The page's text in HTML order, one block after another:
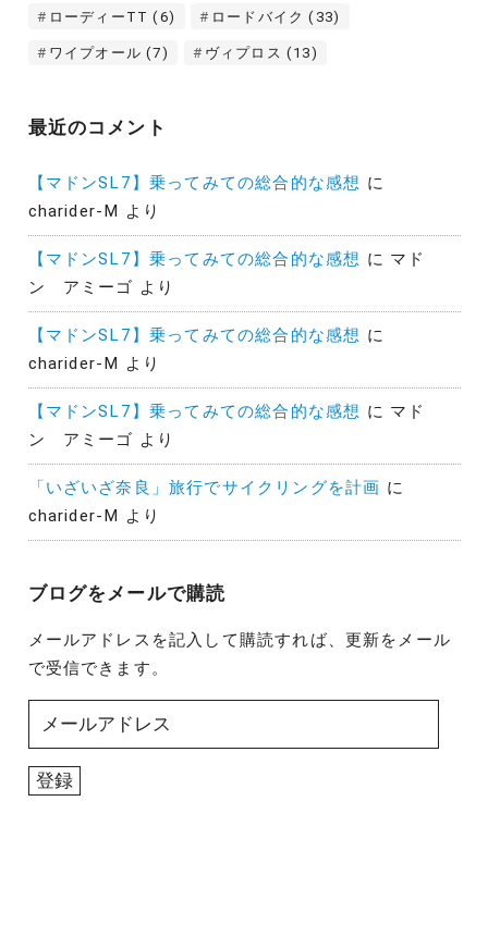
ローディーTT (6) ロードバイク (33)
ワイプオール (7) ヴィプロス (13)
最近のコメント
【マドンSL7】乗ってみての総合的な感想 に
charider-M
より
【マドンSL7】乗ってみての総合的な感想 に マド
ン アミーゴ より
【マドンSL7】乗ってみての総合的な感想 に
charider-M
より
【マドンSL7】乗ってみての総合的な感想 に マド
ン アミーゴ より
「いざいざ奈良」旅行でサイクリングを計画 に
charider-M
より
ブログをメールで購読
メールアドレスを記入して購読すれば、更新をメール
で受信できます。
ル
ア
登録